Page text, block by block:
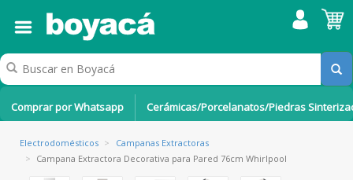
Comprar por Whatsapp Cerámicas/Porcelanatos/Piedras
Electrodomésticos >
Campanas Extractoras
> Campana Extractora Decorativa para Pared 76cm Whirlpool